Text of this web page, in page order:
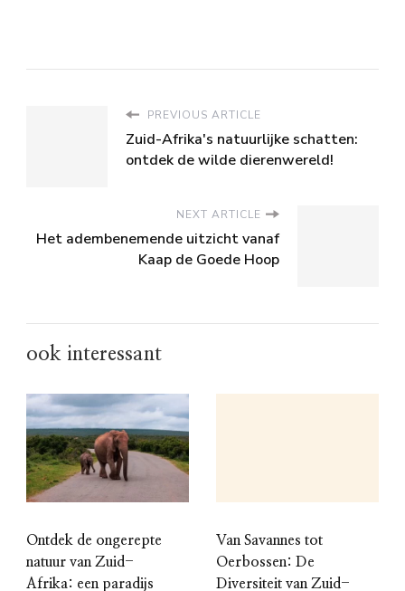
PREVIOUS ARTICLE
Zuid-Afrika's natuurlijke schatten:
ontdek de wilde dierenwereld!
NEXT ARTICLE
Het adembenemende uitzicht vanaf
Kaap de Goede Hoop
ook interessant
Ontdek de ongerepte
natuur van Zuid-
Afrika: een paradijs
Van Savannes tot
Oerbossen: De
Diversiteit van Zuid-